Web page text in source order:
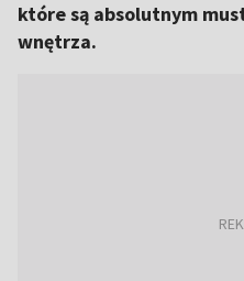
które są absolutnym
wnętrza.